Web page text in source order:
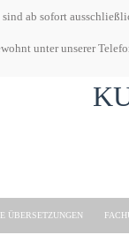
ab sofort
unter unserer
ÜBERSETZUNGEN